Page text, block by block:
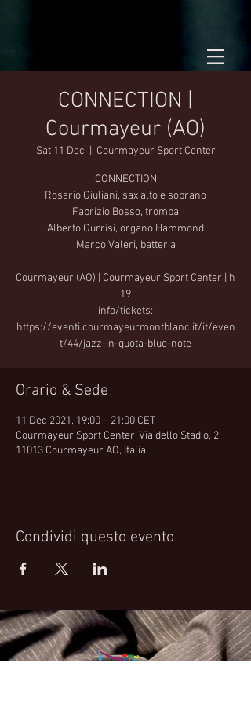
CONNECTION |
Courmayeur (AO)
Sat 11 Dec Courmayeur Sport Center
CONNECTION
Rosario Giuliani, sax alto e soprano
Fabrizio Bosso, tromba
Alberto Gurrisi, organo Hammond
Marco Valeri, batteria
Courmayeur (AO) | Courmayeur Sport Center | h
19
info/tickets:
https://eventi.courmayeurmontblanc.it/it/even
t/44/jazz-in-quota-blue-note
Orario & Sede
11 Dec 2021, 19:00 – 21:00 CET
Courmayeur Sport Center, Via dello Stadio, 2,
11013 Courmayeur AO, Italia
Condividi questo evento